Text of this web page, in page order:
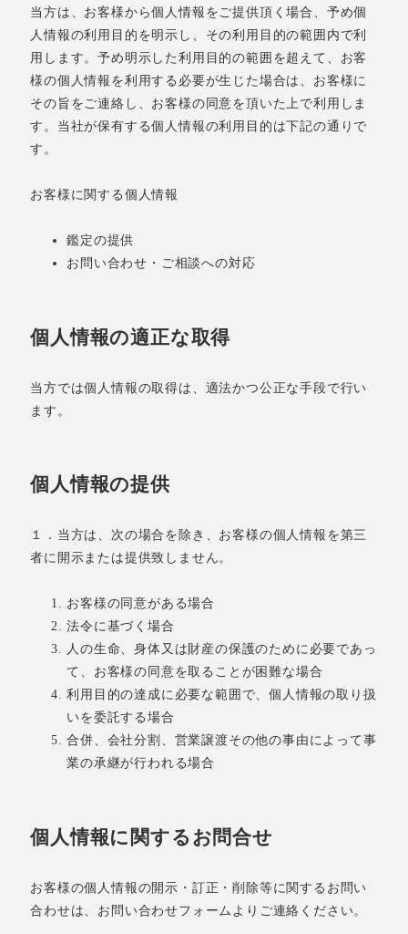
当方は、お客様から個人情報をご提供頂く場合、予め個
人情報の利用目的を明示し、その利用目的の範囲内で利
用します。予め明示した利用目的の範囲を超えて、お客
様の個人情報を利用する必要が生じた場合は、お客様に
その旨をご連絡し、お客様の同意を頂いた上で利用しま
す。当社が保有する個人情報の利用目的は下記の通りで
す。
お客様に関する個人情報
鑑定の提供
お問い合わせ・ご相談への対応
個人情報の適正な取得
当方では個人情報の取得は、適法かつ公正な手段で行い
ます。
個人情報の提供
１．当方は、次の場合を除き、お客様の個人情報を第三
者に開示または提供致しません。
お客様の同意がある場合
法令に基づく場合
人の生命、身体又は財産の保護のために必要であっ
て、お客様の同意を取ることが困難な場合
利用目的の達成に必要な範囲で、個人情報の取り扱
いを委託する場合
合併、会社分割、営業譲渡その他の事由によって事
業の承継が行われる場合
個人情報に関するお問合せ
お客様の個人情報の開示・訂正・削除等に関するお問い
合わせは、お問い合わせフォームよりご連絡ください。